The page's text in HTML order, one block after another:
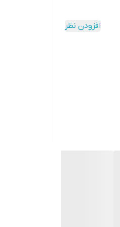
افزودن نظر